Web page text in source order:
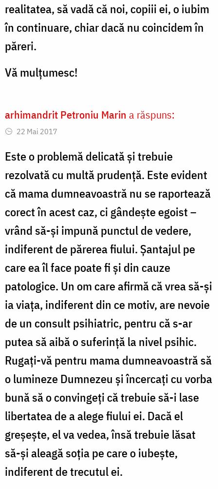
realitatea, să vadă că noi, copiii ei, o iubim
în continuare, chiar dacă nu coincidem în
păreri.
Vă mulțumesc!
arhimandrit Petroniu Marin a răspuns:
22 Mai 2017
Este o problemă delicată şi trebuie
rezolvată cu multă prudenţă. Este evident
că mama dumneavoastră nu se raportează
corect în acest caz, ci gândeşte egoist –
vrând să-şi impună punctul de vedere,
indiferent de părerea fiului. Şantajul pe
care ea îl face poate fi şi din cauze
patologice. Un om care afirmă că vrea să-şi
ia viaţa, indiferent din ce motiv, are nevoie
de un consult psihiatric, pentru că s-ar
putea să aibă o suferinţă la nivel psihic.
Rugaţi-vă pentru mama dumneavoastră să
o lumineze Dumnezeu şi încercaţi cu vorba
bună să o convingeţi că trebuie să-i lase
libertatea de a alege fiului ei. Dacă el
greşeşte‚ el va vedea, însă trebuie lăsat
să-şi aleagă soţia pe care o iubeşte,
indiferent de trecutul ei.